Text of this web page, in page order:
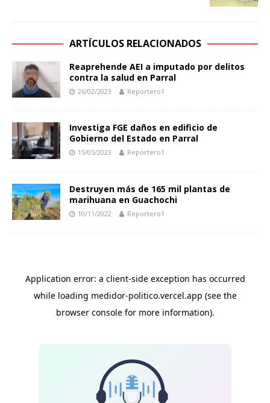
ARTÍCULOS RELACIONADOS
Reaprehende AEI a imputado por delitos
contra la salud en Parral
26/02/2023 Reportero1
Investiga FGE daños en edificio de
Gobierno del Estado en Parral
15/05/2023 Reportero1
Destruyen más de 165 mil plantas de
marihuana en Guachochi
10/11/2022 Reportero1